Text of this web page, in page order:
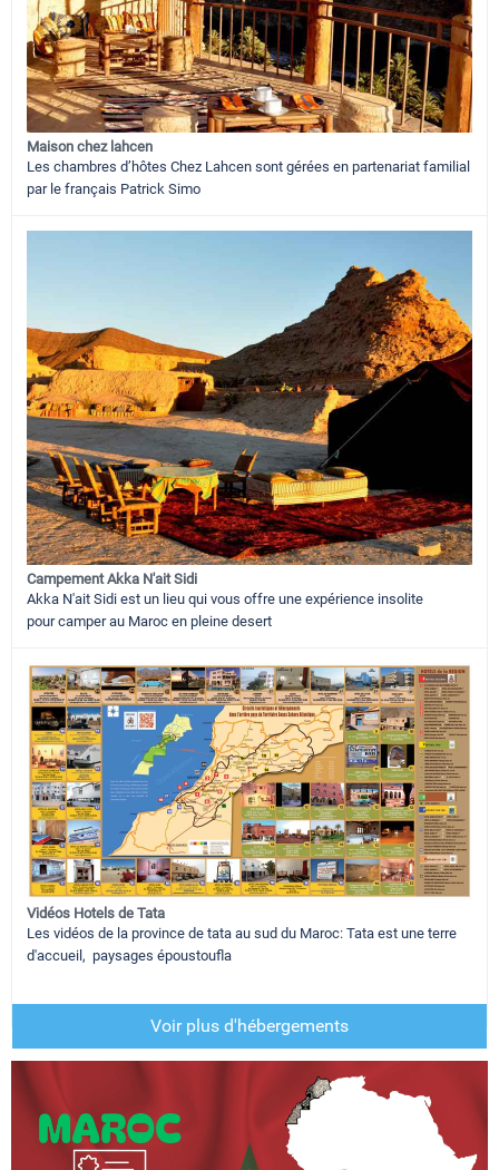
Maison chez lahcen
Les chambres d’hôtes Chez Lahcen sont gérées en partenariat familial
par le français Patrick Simo
Campement Akka N'ait Sidi
Akka N'ait Sidi est un lieu qui vous offre une expérience insolite
pour camper au Maroc en pleine desert
Vidéos Hotels de Tata
Les vidéos de la province de tata au sud du Maroc: Tata est une terre
d'accueil, paysages époustoufla
Voir plus d'hébergements